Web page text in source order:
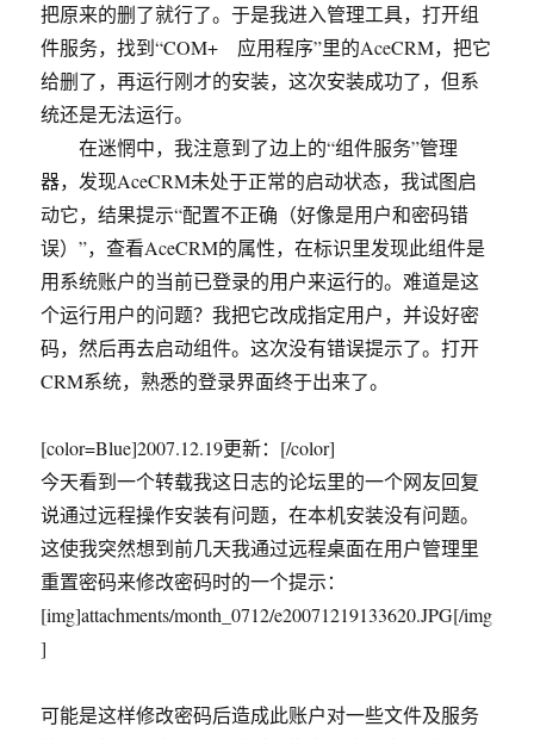
把原来的删了就行了。于是我进入管理工具，打开组
件服务，找到“COM+ 应用程序”里的AceCRM，把它
给删了，再运行刚才的安装，这次安装成功了，但系
统还是无法运行。
在迷惘中，我注意到了边上的“组件服务”管理
器，发现AceCRM未处于正常的启动状态，我试图启
动它，结果提示“配置不正确（好像是用户和密码错
误）”，查看AceCRM的属性，在标识里发现此组件是
用系统账户的当前已登录的用户来运行的。难道是这
个运行用户的问题？我把它改成指定用户，并设好密
码，然后再去启动组件。这次没有错误提示了。打开
CRM系统，熟悉的登录界面终于出来了。
[color=Blue]2007.12.19更新：[/color]
今天看到一个转载我这日志的论坛里的一个网友回复
说通过远程操作安装有问题，在本机安装没有问题。
这使我突然想到前几天我通过远程桌面在用户管理里
重置密码来修改密码时的一个提示：
[img]attachments/month_0712/e20071219133620.JPG[/img
]
可能是这样修改密码后造成此账户对一些文件及服务